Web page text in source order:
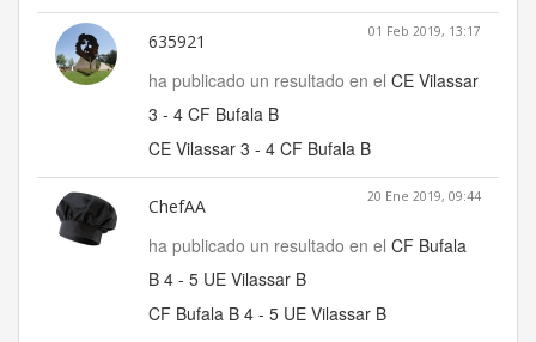
635921 01 Feb 2019, 13:17
ha publicado un resultado en el CE Vilassar
3 - 4 CF Bufala B
CE Vilassar 3 - 4 CF Bufala B
ChefAA 20 Ene 2019, 09:44
ha publicado un resultado en el CF Bufala
B 4 - 5 UE Vilassar B
CF Bufala B 4 - 5 UE Vilassar B